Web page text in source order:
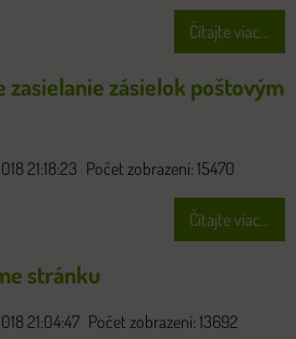
Čítajte viac...
zasielanie zásielok poštovým
21:18:23 Počet zobrazení: 15470
Čítajte viac...
stránku
21:04:47 Počet zobrazení: 13692